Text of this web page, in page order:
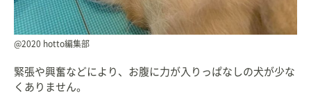
@2020 hotto編集部
緊張や興奮などにより、お腹に力が入りっぱなしの犬が少な
くありません。